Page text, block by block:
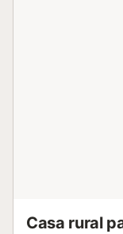
Casa rural